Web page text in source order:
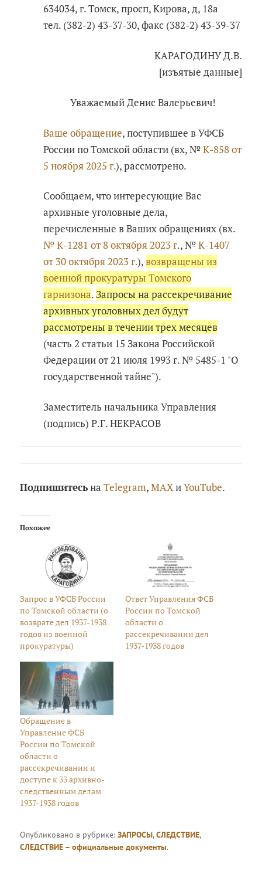
634034, г. Томск, просп, Кирова, д, 18а
тел. (382-2) 43-37-30, факс (382-2) 43-39-37
КАРАГОДИНУ Д.В.
[изъятые данные]
Уважаемый Денис Валерьевич!
Ваше обращение, поступившее в УФСБ
России по Томской области (вх, №К-858 от
5 ноября 2025 г.), рассмотрено.
Сообщаем, что интересующие Вас
архивные уголовные дела,
перечисленные в Ваших обращениях (вх.
№ К-1281 от 8 октября 2023 г., №К-1407
от 30 октября 2023 г.),возвращены из
военной прокуратуры Томского
гарнизона. Запросы на рассекречивание
архивных уголовных дел будут
рассмотрены в течении трех месяцев
(часть 2 статьи 15 Закона Российской
Федерации от 21 июля 1993 г. № 5485-1 "О
государственной тайне").
Заместитель начальника Управления
(подпись) Р.Г. НЕКРАСОВ
ПодпишитесьнаTelegram,MAXиYouTube.
Похожее
Запрос в УФСБ России
по Томской области (о
возврате дел 1937-1938
годов из военной
прокуратуры)
Ответ Управления ФСБ
России по Томской
области о
рассекречивании дел
1937-1938 годов
Обращение в
Управление ФСБ
России по Томской
области о
рассекречивании и
доступе к 33 архивно-
следственным делам
1937-1938 годов
Опубликовано в рубрике:ЗАПРОСЫ,СЛЕДСТВИЕ,
СЛЕДСТВИЕ – официальные документы.